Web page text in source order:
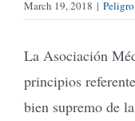
March 19, 2018 |
La Asociación
principios
bien supremo de